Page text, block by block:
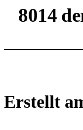
8014
Erstellt